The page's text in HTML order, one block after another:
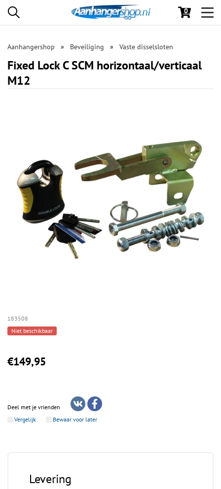
0
Aanhangershop Beveiliging Vaste disselsloten
Fixed Lock C SCM horizontaal/verticaal
M12
183508
Niet beschikbaar
€149,95
Deel met je vrienden
Vergelijk
Bewaar voor later
Levering